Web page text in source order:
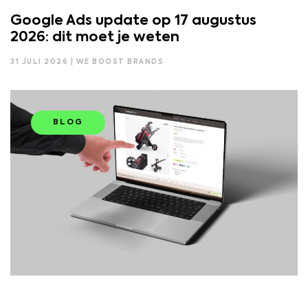
Google Ads update op 17 augustus
2026: dit moet je weten
31 JULI 2026 | WE BOOST BRANDS
BLOG